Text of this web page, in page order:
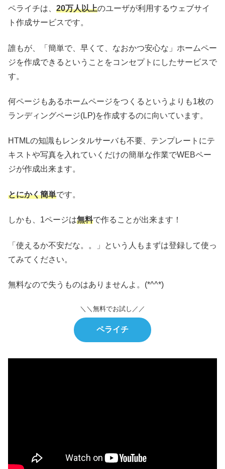
ペライチは、 20万人以上のユーザが利用するウェブサイ
ト作成サービスです。
誰もが、「簡単で、早くて、なおかつ安心な」ホームペー
ジを作成できるということをコンセプトにしたサービスで
す。
何ページもあるホームページをつくるというよりも1枚の
ランディングページ(LP)を作成するのに向いています。
HTMLの知識もレンタルサーバも不要、テンプレートにテ
キストや写真を入れていくだけの簡単な作業でWEBペー
ジが作成出来ます。
とにかく簡単です。
しかも、1ページは無料で作ることが出来ます！
「使えるか不安だな。。」という人もまずは登録して使っ
てみてください。
無料なので失うものはありませんよ。(*^^*)
＼＼無料でお試し／／
ペライチ